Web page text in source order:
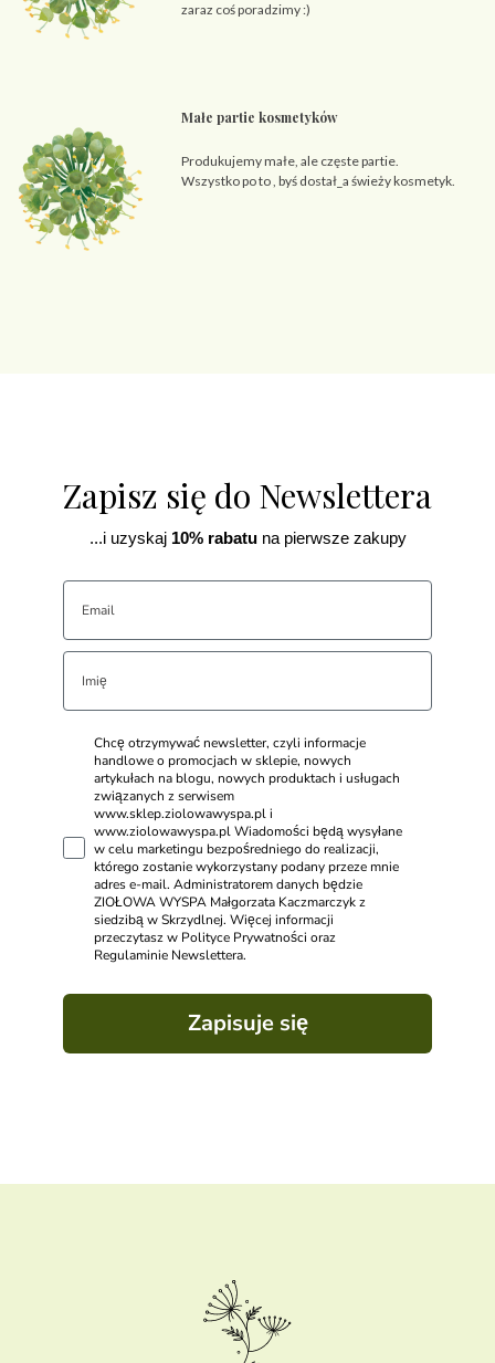
zaraz coś poradzimy :)
Małe partie kosmetyków
Produkujemy małe, ale częste partie.
Wszystko po to , byś dostał_a świeży kosmetyk.
Zapisz się do Newslettera
...i uzyskaj10% rabatuna pierwsze zakupy
Chcę otrzymywać newsletter, czyli informacje
handlowe o promocjach w sklepie, nowych
artykułach na blogu, nowych produktach i usługach
związanych z serwisem
www.sklep.ziolowawyspa.pl i
www.ziolowawyspa.pl Wiadomości będą wysyłane
w celu marketingu bezpośredniego do realizacji,
którego zostanie wykorzystany podany przeze mnie
adres e-mail. Administratorem danych będzie
ZIOŁOWA WYSPA Małgorzata Kaczmarczyk z
siedzibą w Skrzydlnej. Więcej informacji
przeczytasz w Polityce Prywatności oraz
Regulaminie Newslettera.
Zapisuje się